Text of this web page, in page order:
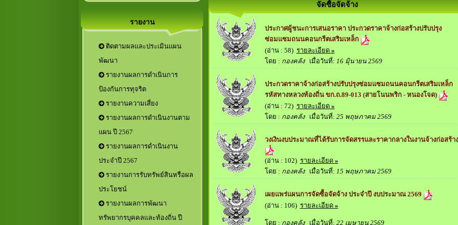
รายงาน
ติดตามผลและประเมินแผน
พัฒนา
รายงานผลการดำเนินการ
ป้องกันการทุจริต
รายงานความเสี่ยง
รายงานผลการดำเนินงานตาม
แผน ปี 2567
รายงานผลการดำเนินงาน
ประจำปี 2567
รายงานการรับทรัพย์สินหรือผล
ประโยชน์
รายงานผลการพัฒนา
ทรัพยากรบุคคลและท้องถิ่น ปี
จัดซื้อจัดจ้าง
ประกาศผู้ชนะการเสนอราคา ประกวดราคาจ้างก่อสร้างปรับปรุง
ซ่อมแซมถนนคอนกรีตเสริมเหล็ก
(อ่าน : 58) รายละเอียด »
โดย : กองคลังเมื่อวันที่: 16 มิุนายน 2569
ประกวดราคาจ้างก่อสร้างปรับปรุงซ่อมแซมถนนคอนกรีตเสริมเหล็ก
รหัสทางหลวงท้องถิ่น ขก.ถ.89-013 (สายโนนพริก - หนองโจด)
(อ่าน : 72) รายละเอียด »
โดย : กองคลังเมื่อวันที่: 25 พฤษภาคม 2569
วงเงินงบประมาณที่ได้รับการจัดสรรและราคากลางในงานจ้างก่อสร้าง
(อ่าน : 102) รายละเอียด »
โดย : กองคลังเมื่อวันที่: 15 พฤษภาคม 2569
เผยแพร่แผนการจัดซื้อจัดจ้าง ประจำปี งบประมาณ 2569
(อ่าน : 106) รายละเอียด »
โดย : กองคลังเมื่อวันที่: 22 เมษายน 2569